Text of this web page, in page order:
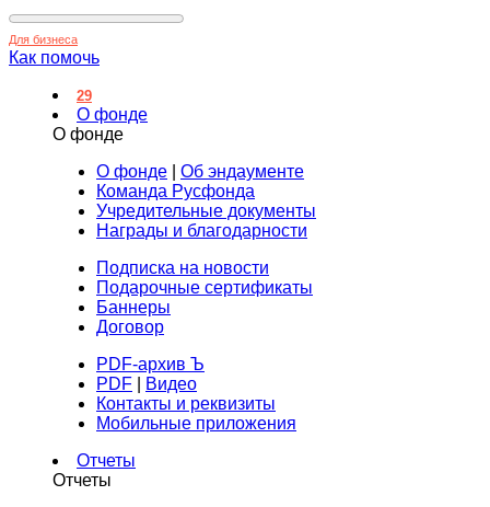
Для бизнеса
Как помочь
29
О фонде
О фонде
О фонде
Об эндаументе
Команда Русфонда
Учредительные документы
Награды и благодарности
Подписка на новости
Подарочные сертификаты
Баннеры
Договор
PDF-архив Ъ
PDF
Видео
Контакты и реквизиты
Мобильные приложения
Отчеты
Отчеты